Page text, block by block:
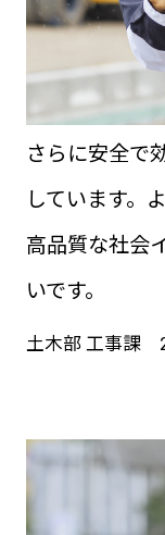
さらに安全で
しています。
高品質な社会
いです。
土木部 工事課